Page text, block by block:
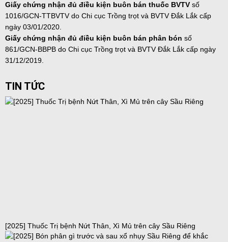
Giấy chứng nhận đủ điều kiện buôn bán thuốc BVTV số
1016/GCN-TTBVTV do Chi cục Trồng trọt và BVTV Đắk Lắk cấp
ngày 03/01/2020.
Giấy chứng nhận đủ điều kiện buôn bán phân bón số
861/GCN-BBPB do Chi cục Trồng trọt và BVTV Đắk Lắk cấp ngày
31/12/2019.
TIN TỨC
[2025] Thuốc Trị bệnh Nứt Thân, Xì Mủ trên cây Sầu Riêng